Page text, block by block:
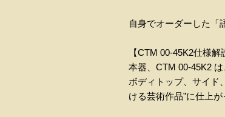
自身でオーダーした「
【CTM 00-45K2仕様解
本器、CTM 00-45K2
ボディトップ、サイド
ける芸術作品”に仕上が